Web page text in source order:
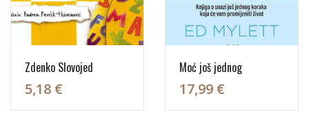
Zdenko Slovojed
5,18 €
Moć još jednog
17,99 €